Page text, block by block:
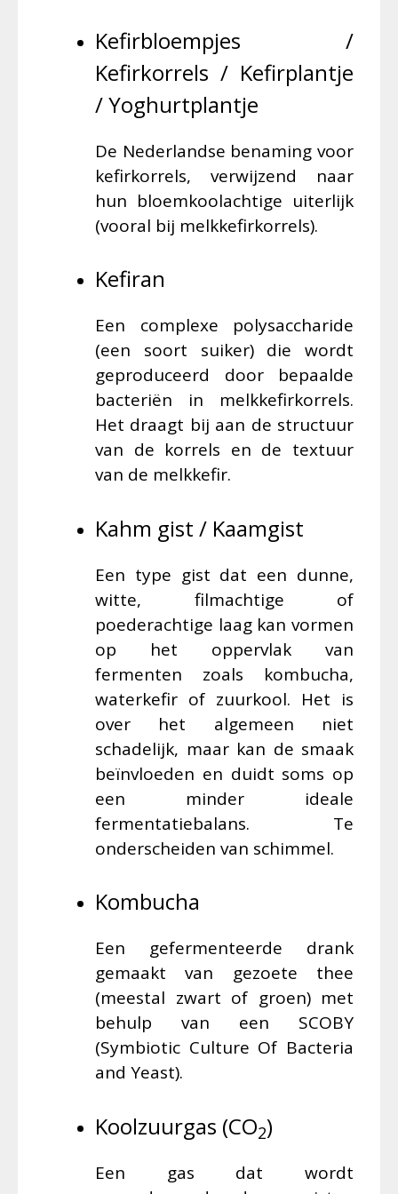
Kefirbloempjes /
Kefirkorrels / Kefirplantje
/ Yoghurtplantje
De Nederlandse benaming voor
kefirkorrels, verwijzend naar
hun bloemkoolachtige uiterlijk
(vooral bij melkkefirkorrels).
Kefiran
Een complexe polysaccharide
(een soort suiker) die wordt
geproduceerd door bepaalde
bacteriën in melkkefirkorrels.
Het draagt bij aan de structuur
van de korrels en de textuur
van de melkkefir.
Kahm gist / Kaamgist
Een type gist dat een dunne,
witte, filmachtige of
poederachtige laag kan vormen
op het oppervlak van
fermenten zoals kombucha,
waterkefir of zuurkool. Het is
over het algemeen niet
schadelijk, maar kan de smaak
beïnvloeden en duidt soms op
een minder ideale
fermentatiebalans. Te
onderscheiden van schimmel.
Kombucha
Een gefermenteerde drank
gemaakt van gezoete thee
(meestal zwart of groen) met
behulp van een SCOBY
(Symbiotic Culture Of Bacteria
and Yeast).
Koolzuurgas (CO2)
Een gas dat wordt